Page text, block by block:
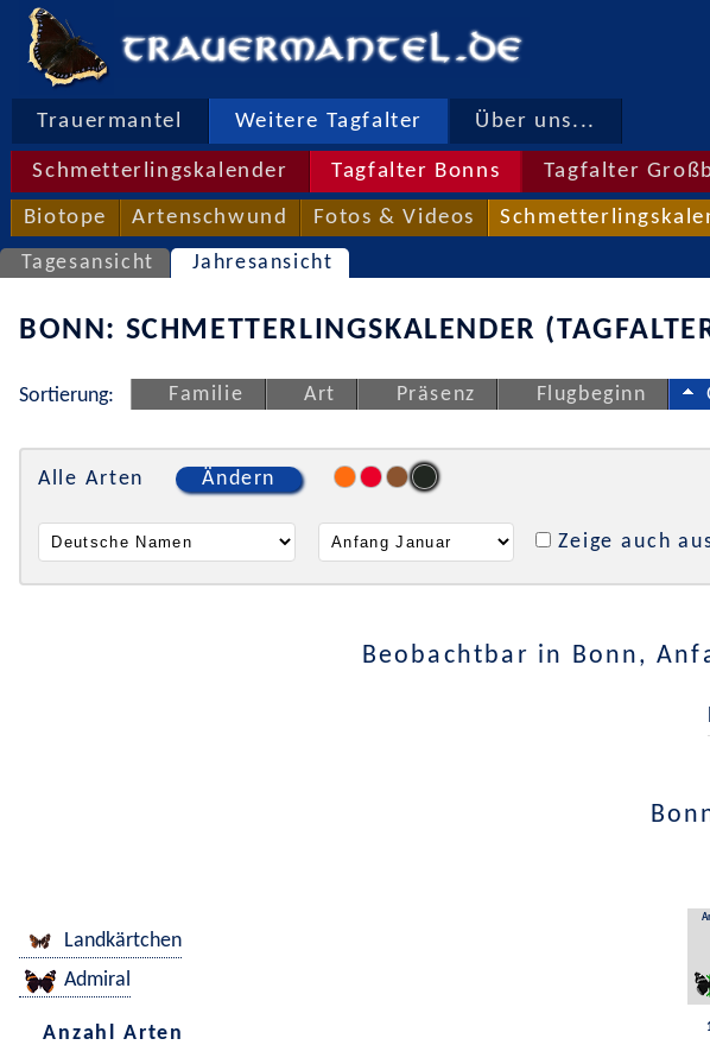
Trauermantel Weitere Tagfalter Über uns...
Schmetterlingskalender Tagfalter Bonns Tagfalter
Biotope Artenschwund Fotos & Videos
Tagesansicht Jahresansicht
BONN: SCHMETTERLINGSKALENDER
Sortierung: Familie Art Präsenz Flugbeginn
Alle Arten Ändern
Zeige auch
Beobachtbar in Bonn,
Landkärtchen
Admiral
Anzahl Arten